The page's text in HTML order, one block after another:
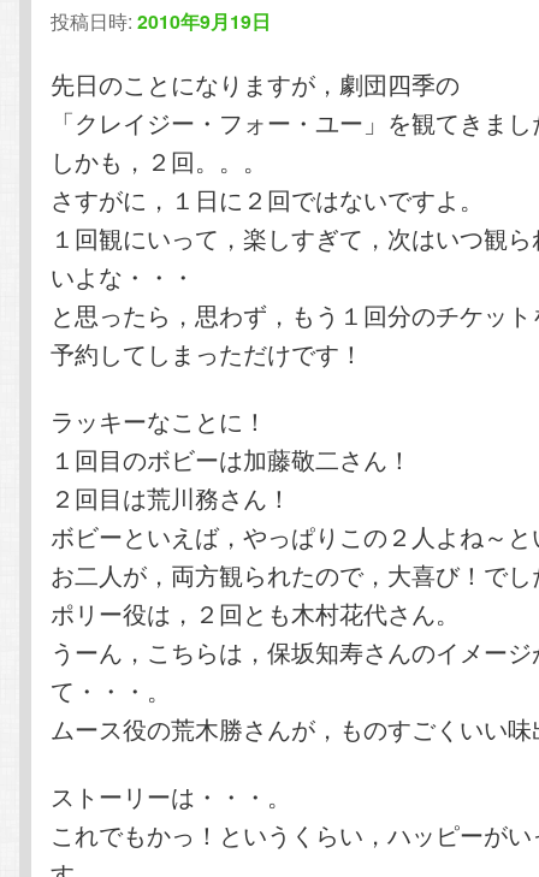
ン
テ
ン
ツ
へ
移
動
テ
ン
ツ
へ
移
動
投稿日時:2010年9月19日
先日のことになりますが，劇団四季の
「クレイジー・フォー・ユー」を観てきま
しかも，２回。。。
さすがに，１日に２回ではないですよ。
１回観にいって，楽しすぎて，次はいつ観
いよな・・・
と思ったら，思わず，もう１回分のチケット
予約してしまっただけです！
ラッキーなことに！
１回目のボビーは加藤敬二さん！
２回目は荒川務さん！
ボビーといえば，やっぱりこの２人よね～
お二人が，両方観られたので，大喜び！で
ポリー役は，２回とも木村花代さん。
うーん，こちらは，保坂知寿さんのイメー
て・・・。
ムース役の荒木勝さんが，ものすごくいい
ストーリーは・・・。
これでもかっ！というくらい，ハッピーが